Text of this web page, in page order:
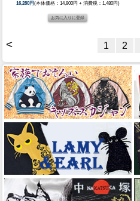
16,280円(本体価格：14,800円 + 消費税：1,480円)
< 1 2